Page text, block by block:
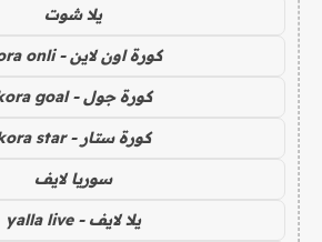
يلا شوت
كورة اون لاين - kora onli
كورة جول - kora goal
كورة ستار - kora star
سوريا لايف
يلا لايف - yalla live